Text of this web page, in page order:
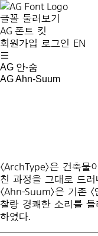
글꼴 둘러보기
AG 폰트 킷
회원가입 로그인 EN
AG 안-숨
AG Ahn-Suum
〈ArchType〉은 건축
친 과정을 그대로 드
〈Ahn-Suum〉은 기존
찰랑 경쾌한 소리를
하였다.